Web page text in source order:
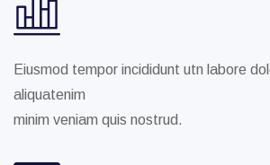
Eiusmod tempor incididunt utn labore
aliquatenim
minim veniam quis nostrud.